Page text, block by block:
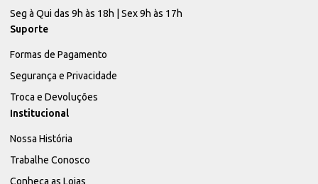
Seg à Qui das 9h às 18h | Sex 9h às 17h
Suporte
Formas de Pagamento
Segurança e Privacidade
Troca e Devoluções
Institucional
Nossa História
Trabalhe Conosco
Conheça as Lojas